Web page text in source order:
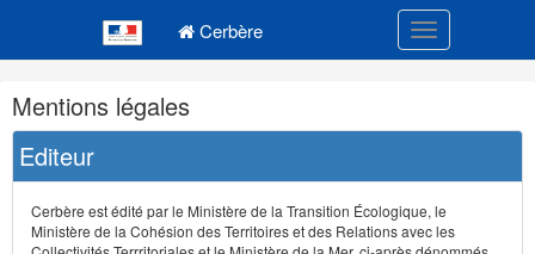
Cerbère Toggle
Navigation
et
outils
annexes
Mentions légales
Editeur
Cerbère est édité par le Ministère de la Transition Écologique, le
Ministère de la Cohésion des Territoires et des Relations avec les